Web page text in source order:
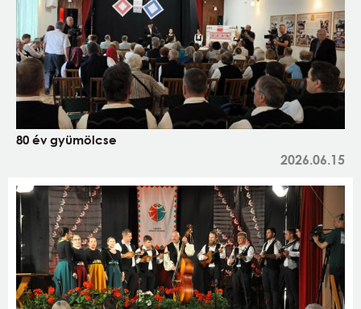
80 év gyümölcse
2026.06.15